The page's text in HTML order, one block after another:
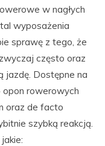
w nagłych
wyposażenia
sprawę z tego, że
często oraz
jazdę. Dostępne na
opon rowerowych
oraz de facto
szybką reakcją.